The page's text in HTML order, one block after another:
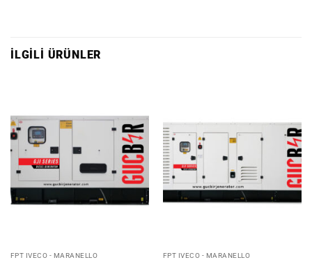
İLGILI ÜRÜNLER
FPT IVECO - MARANELLO FPT IVECO - MARANELLO